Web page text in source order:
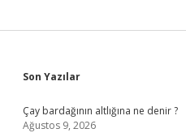
Sidebar
Son Yazılar
Çay bardağının altlığına ne denir ?
Ağustos 9, 2026